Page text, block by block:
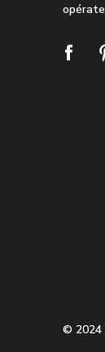
© 2024